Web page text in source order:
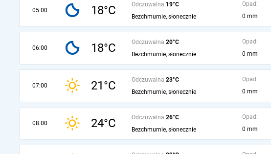
05:00 18°C Odczuwalna 19°C
Bezchmurnie, słonecznie
Opad:
0 mm
06:00 18°C Odczuwalna 20°C
Bezchmurnie, słonecznie
Opad:
0 mm
07:00 21°C Odczuwalna 23°C
Bezchmurnie, słonecznie
Opad:
0 mm
08:00 24°C Odczuwalna 26°C
Bezchmurnie, słonecznie
Opad:
0 mm